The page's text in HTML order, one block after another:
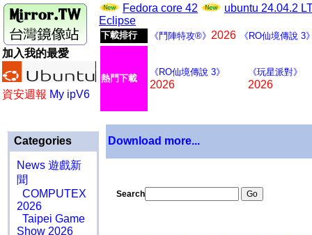
加入我的最愛
資安週報 My ipV6
Fedora core 42
ubuntu 24.04.2
Eclipse
下載排行 《鬥陣特攻®》 2026 《RO仙境傳說 3
熱門下載
《RO仙境傳說 3》
2026
《玩星派對》
2026
Categories
News 遊戲新
聞
COMPUTEX
2026
Taipei Game
Show 2026
Download more...
Search